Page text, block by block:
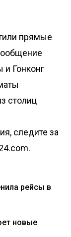
прямые
и Гонконг
столиц
следите за
рейсы в
новые